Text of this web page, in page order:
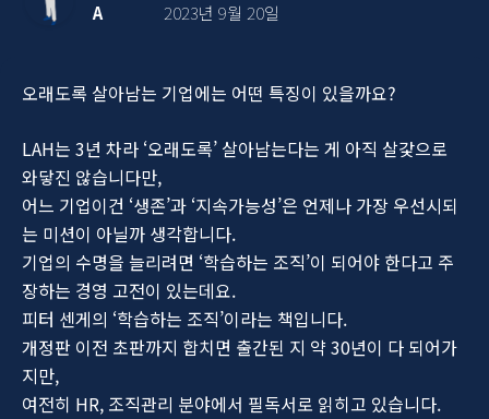
A
2023년 9월 20일
오래도록 살아남는 기업에는 어떤 특징이 있을까요?
LAH는 3년 차라 ‘오래도록’ 살아남는다는 게 아직 살갗으로
와닿진 않습니다만,
어느 기업이건 ‘생존’과 ‘지속가능성’은 언제나 가장 우선시되
는 미션이 아닐까 생각합니다.
기업의 수명을 늘리려면 ‘학습하는 조직’이 되어야 한다고 주
장하는 경영 고전이 있는데요.
피터 센게의 ‘학습하는 조직’이라는 책입니다.
개정판 이전 초판까지 합치면 출간된 지 약 30년이 다 되어가
지만,
여전히 HR, 조직관리 분야에서 필독서로 읽히고 있습니다.